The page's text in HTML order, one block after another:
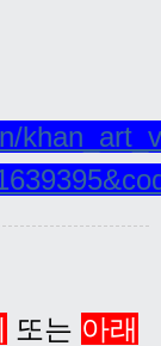
또는 아래